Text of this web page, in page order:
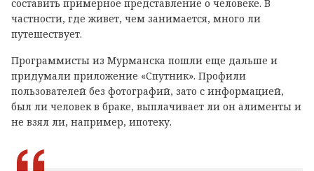
составить примерное представление о человеке. В
частности, где живет, чем занимается, много ли
путешествует.
Программисты из Мурманска пошли еще дальше и
придумали приложение «Спутник». Профили
пользователей без фотографий, зато с информацией,
был ли человек в браке, выплачивает ли он алименты и
не взял ли, например, ипотеку.